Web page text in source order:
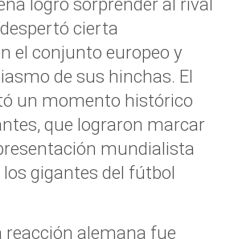
cierta
el conjunto europeo y
de sus hinchas. El
un momento histórico
que lograron marcar
mundialista
gigantes del fútbol
reacción alemana fue